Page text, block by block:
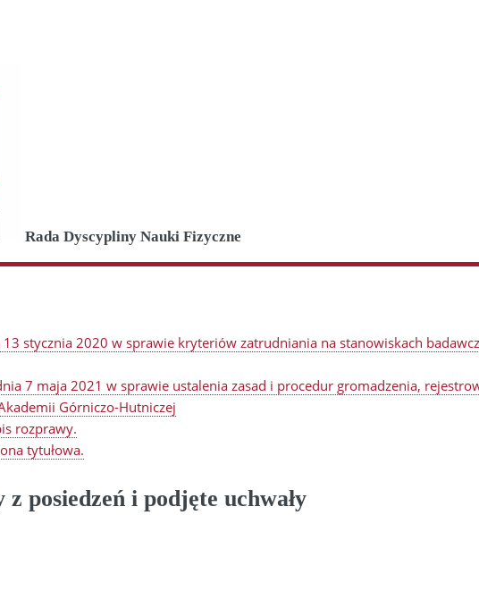
Rada Dyscypliny Nauki Fizyczne
13 stycznia 2020 w sprawie kryteriów zatrudniania na stanowiskach
7 maja 2021 w sprawie ustalenia zasad i procedur gromadzenia,
Górniczo-Hutniczej
rozprawy.
tytułowa.
z posiedzeń i podjęte uchwały